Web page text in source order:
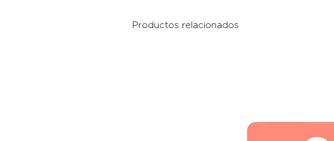
Productos relacionados